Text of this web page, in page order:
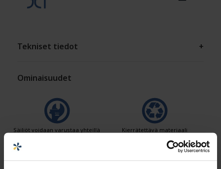
Tekniset tiedot +
Ominaisuudet
Säiliöt voidaan varustaa yhteillä Kierrätettävä materiaali